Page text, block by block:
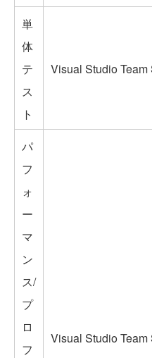
単
体
テ
ス
ト
Visual Studio Team
パ
フ
ォ
ー
マ
ン
ス/
プ
ロ
フ
Visual Studio Team